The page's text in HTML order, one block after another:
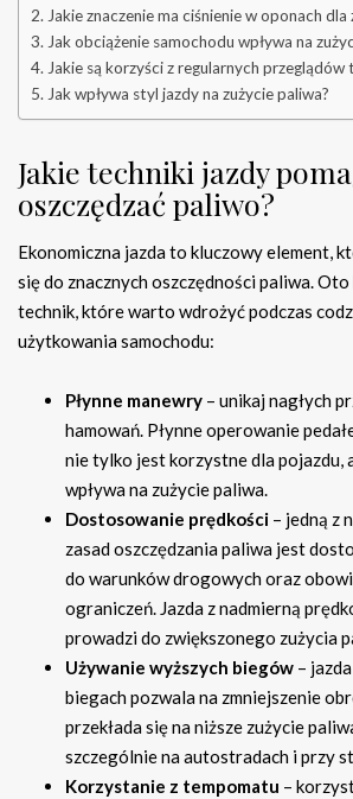
Jakie znaczenie ma ciśnienie w oponach dla
Jak obciążenie samochodu wpływa na
Jakie są korzyści z regularnych przeglądów
Jak wpływa styl jazdy na zużycie paliwa?
Jakie techniki jazdy
oszczędzać paliwo?
Ekonomiczna jazda to kluczowy element,
się do znacznych oszczędności paliwa.
technik, które warto wdrożyć podczas
użytkowania samochodu:
Płynne manewry – unikaj nagłych
hamowań. Płynne operowanie
nie tylko jest korzystne dla pojazdu,
wpływa na zużycie paliwa.
Dostosowanie prędkości – jedną z
zasad oszczędzania paliwa jest
do warunków drogowych oraz
ograniczeń. Jazda z nadmierną
prowadzi do zwiększonego zużycia
Używanie wyższych biegów –
biegach pozwala na zmniejszenie
przekłada się na niższe zużycie
szczególnie na autostradach i przy
Korzystanie z tempomatu –